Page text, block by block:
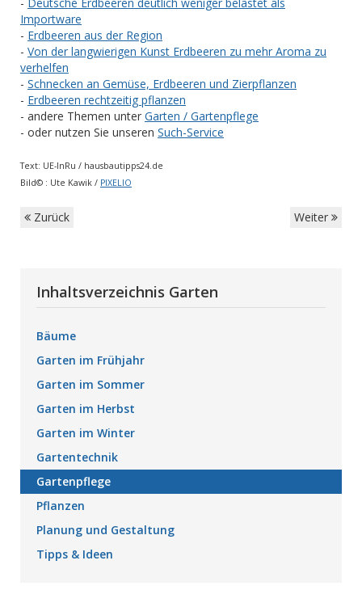
Importware
- Erdbeeren aus der Region
- Von der langwierigen Kunst Erdbeeren zu mehr Aroma zu
verhelfen
- Schnecken an Gemüse, Erdbeeren und Zierpflanzen
- Erdbeeren rechtzeitig pflanzen
- andere Themen unter Garten / Gartenpflege
- oder nutzen Sie unseren Such-Service
Text: UE-InRu / hausbautipps24.de
Bild© : Ute Kawik / PIXELIO
Zurück Weiter
Inhaltsverzeichnis Garten
Bäume
Garten im Frühjahr
Garten im Sommer
Garten im Herbst
Garten im Winter
Gartentechnik
Gartenpflege
Pflanzen
Planung und Gestaltung
Tipps & Ideen